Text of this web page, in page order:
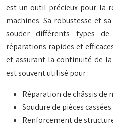
est un outil précieux pour la
machines. Sa robustesse et
souder différents types
réparations rapides et
et assurant la continuité de
est souvent utilisé pour :
Réparation de châssis de
Soudure de pièces
Renforcement de